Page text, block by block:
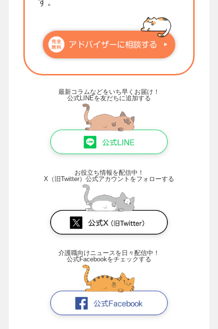
最新コラムなどをいち早くお届け！
公式LINEを友だちに追加する
お役立ち情報を配信中！
X（旧Twitter）公式アカウントをフォローする
介護職向けニュースを日々配信中！
公式Facebookをチェックする